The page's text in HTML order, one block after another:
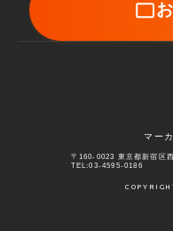
マー
〒160-0023 東京都新宿区
TEL:03-4595-0186